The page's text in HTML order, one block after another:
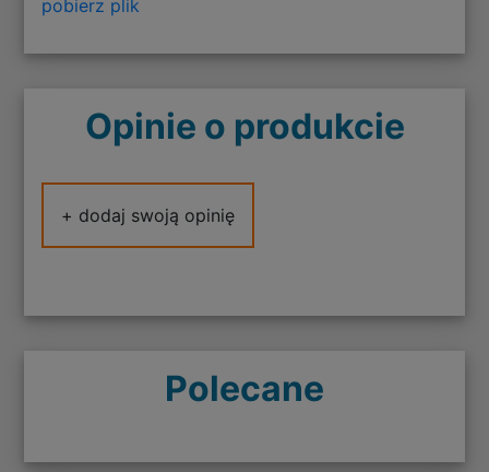
pobierz plik
Opinie o produkcie
+ dodaj swoją opinię
Polecane